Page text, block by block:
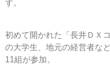
す。
初めて開かれた「長井ＤＸ
の大学生、 地元の経営者な
11組が参加。